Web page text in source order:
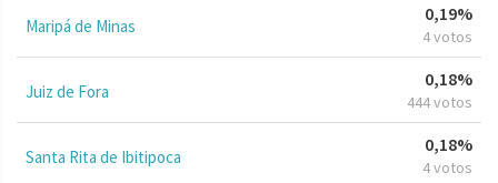
Maripá de Minas
0,19%
4 votos
Juiz de Fora
0,18%
444 votos
Santa Rita de Ibitipoca
0,18%
4 votos